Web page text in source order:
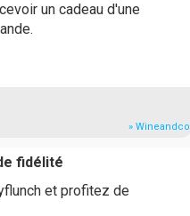
un cadeau d'une
» Wineandco
fidélité
et profitez de